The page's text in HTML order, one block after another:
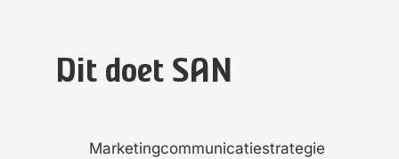
Dit doet SAN
Marketingcommunicatiestrategie